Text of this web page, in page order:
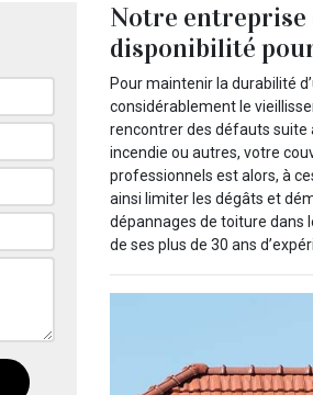
Notre entreprise
disponibilité
Pour maintenir la durabilité
considérablement le
rencontrer des défauts suite
incendie ou autres, votre
professionnels est alors, à
ainsi limiter les dégâts et
dépannages de toiture dans
de ses plus de 30 ans